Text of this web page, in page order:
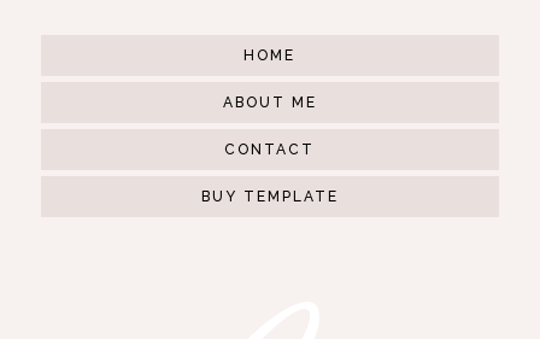
HOME
ABOUT ME
CONTACT
BUY TEMPLATE